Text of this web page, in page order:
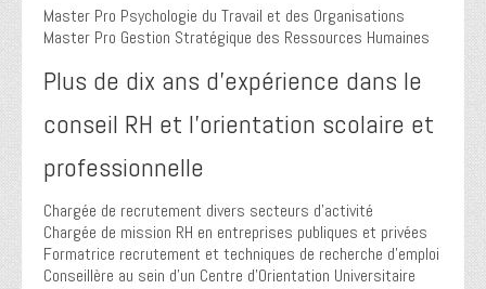
Master Pro Psychologie du Travail et des Organisations
Master Pro Gestion Stratégique des Ressources Humaines
Plus de dix ans d’expérience dans le
conseil RH et l’orientation scolaire et
professionnelle
Chargée de recrutement divers secteurs d’activité
Chargée de mission RH en entreprises publiques et privées
Formatrice recrutement et techniques de recherche d’emploi
Conseillère au sein d’un Centre d’Orientation Universitaire